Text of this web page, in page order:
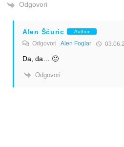
Odgovori
Alen Šćuric Author
Odgovori Alen Foglar
Da, da… 🙂
Odgovori